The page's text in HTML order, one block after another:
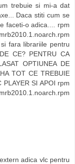
trebuie si mi-a dat
Daca stiti cum se
faceti-o adica.... rpm
fara librariile pentru
CE? PENTRU CA
OPTIUNEA DE
TOT CE TREBUIE
PLAYER SI APOI rpm
adica vlc pentru